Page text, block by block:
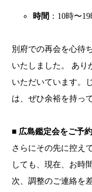
時間 ：10時〜
別府での再会を心待
いたしました。 あり
いただいています。
は、ぜひ余裕を持っ
■ 広島鑑定会をご予
さらにその先に控え
しても、現在、お時
次、調整のご連絡を